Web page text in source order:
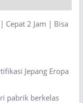
Cepat 2 Jam | Bisa
Jepang Eropa
pabrik berkelas